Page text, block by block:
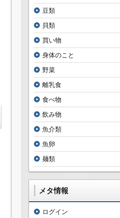
豆類
貝類
買い物
身体のこと
野菜
離乳食
食べ物
飲み物
魚介類
魚卵
麺類
メタ情報
ログイン